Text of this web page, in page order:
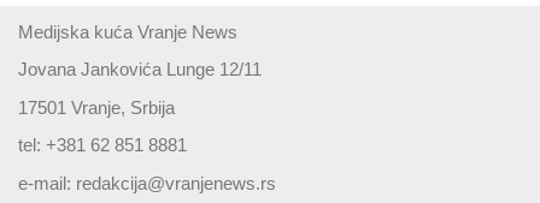
Medijska kuća Vranje News
Jovana Jankovića Lunge 12/11
17501 Vranje, Srbija
tel: +381 62 851 8881
e-mail: redakcija@vranjenews.rs